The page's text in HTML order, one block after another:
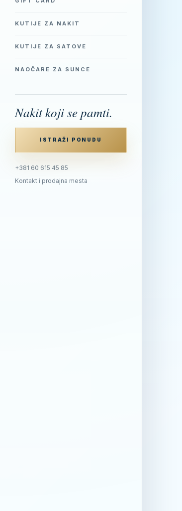
KUTIJE ZA NAKIT
KUTIJE ZA SATOVE
NAOČARE ZA SUNCE
Nakit koji se pamti.
ISTRAŽI PONUDU
+381 60 615 45 85
Kontakt i prodajna mesta